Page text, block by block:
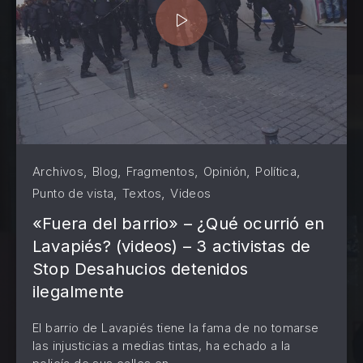
Archivos, Blog, Fragmentos, Opinión, Política,
Punto de vista,Textos,Videos
«Fuera del barrio» – ¿Qué ocurrió en
Lavapiés? (videos) – 3 activistas de
Stop Desahucios detenidos
ilegalmente
El barrio de Lavapiés tiene la fama de no tomarse
las injusticias a medias tintas, ha echado a la
PREVIOUS